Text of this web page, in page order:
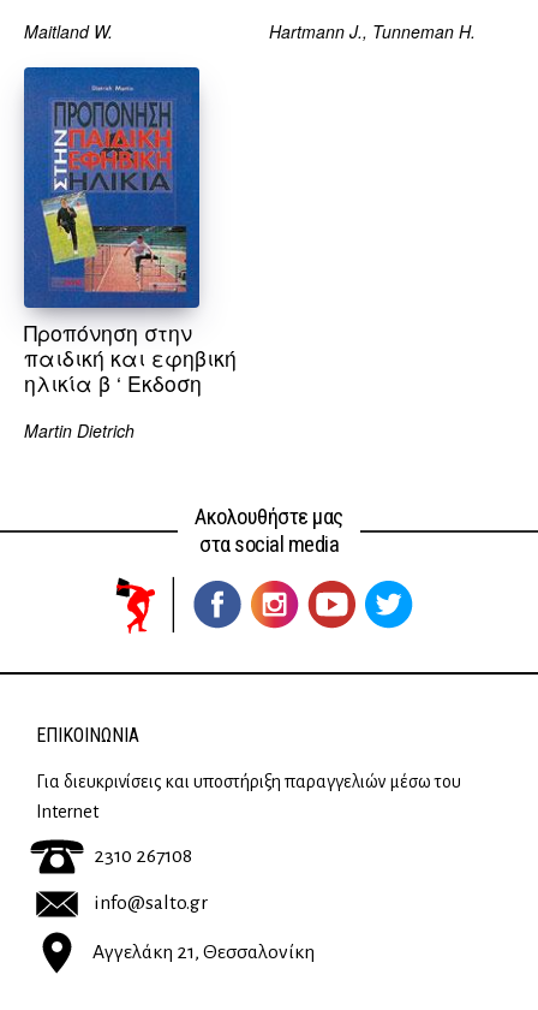
Maitland W. Hartmann J., Tunneman H.
Προπόνηση στην
παιδική και εφηβική
ηλικία β ‘ Εκδοση
Martin Dietrich
Ακολουθήστε μας
στα social media
ΕΠΙΚΟΙΝΩΝΊΑ
Για διευκρινίσεις και υποστήριξη παραγγελιών μέσω του
Internet
2310 267108
info@salto.gr
Αγγελάκη 21, Θεσσαλονίκη